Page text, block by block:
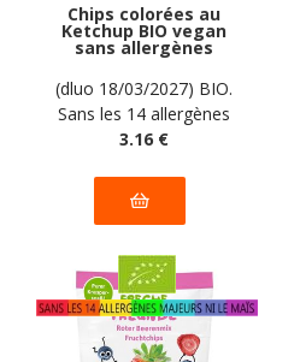
Chips colorées au
Ketchup BIO vegan
sans allergènes
Freche Freunde : 50
grammes
(dluo 18/03/2027) BIO.
Sans les 14 allergènes
majeurs
3.16 €